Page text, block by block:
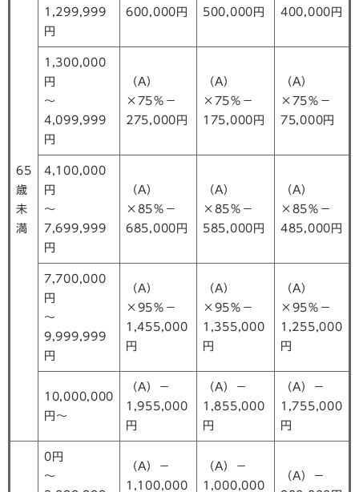
65
歳
未
満
1,299,999
円
600,000円
500,000円
400,000円
1,300,000
円
～
4,099,999
円
（A）
×75％－
275,000円
（A）
×75％－
175,000円
（A）
×75％－
75,000円
4,100,000
円
～
7,699,999
円
（A）
×85％－
685,000円
（A）
×85％－
585,000円
（A）
×85％－
485,000円
7,700,000
円
～
9,999,999
円
（A）
×95％－
1,455,000
円
（A）
×95％－
1,355,000
円
（A）
×95％－
1,255,000
円
10,000,000
円～
（A）－
1,955,000
円
（A）－
1,855,000
円
（A）－
1,755,000
円
0円
～
（A）－
1,100,000
（A）－
1,000,000
（A）－